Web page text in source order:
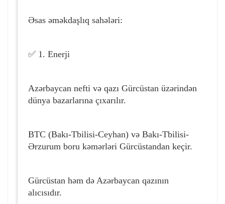
Əsas əməkdaşlıq sahələri:
✅ 1. Enerji
Azərbaycan nefti və qazı Gürcüstan üzərindən
dünya bazarlarına çıxarılır.
BTC (Bakı-Tbilisi-Ceyhan) və Bakı-Tbilisi-
Ərzurum boru kəmərləri Gürcüstandan keçir.
Gürcüstan həm də Azərbaycan qazının
alıcısıdır.